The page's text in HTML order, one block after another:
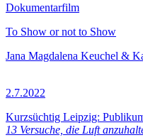
Dokumentarfilm
To Show or not to Show
Jana Magdalena Keuchel &
2.7.2022
Kurzsüchtig Leipzig:
13 Versuche, die Luft